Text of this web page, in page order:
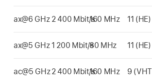
ax@6 GHz 2 400 Mbit/s160 MHz 11 (HE)
ax@5 GHz 1 200 Mbit/s80 MHz 11 (HE)
ac@5 GHz 2 400 Mbit/s160 MHz 9